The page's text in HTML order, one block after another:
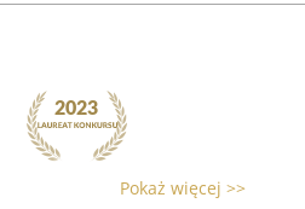
Pokaż więcej >>